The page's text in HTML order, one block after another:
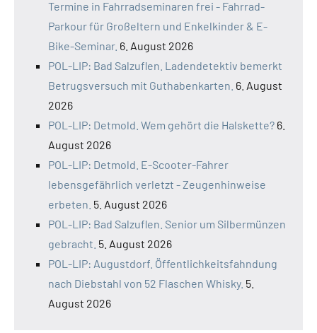
Termine in Fahrradseminaren frei - Fahrrad-
Parkour für Großeltern und Enkelkinder & E-
Bike-Seminar. 6. August 2026
POL-LIP: Bad Salzuflen. Ladendetektiv bemerkt
Betrugsversuch mit Guthabenkarten. 6. August
2026
POL-LIP: Detmold. Wem gehört die Halskette? 6.
August 2026
POL-LIP: Detmold. E-Scooter-Fahrer
lebensgefährlich verletzt - Zeugenhinweise
erbeten. 5. August 2026
POL-LIP: Bad Salzuflen. Senior um Silbermünzen
gebracht. 5. August 2026
POL-LIP: Augustdorf. Öffentlichkeitsfahndung
nach Diebstahl von 52 Flaschen Whisky. 5.
August 2026